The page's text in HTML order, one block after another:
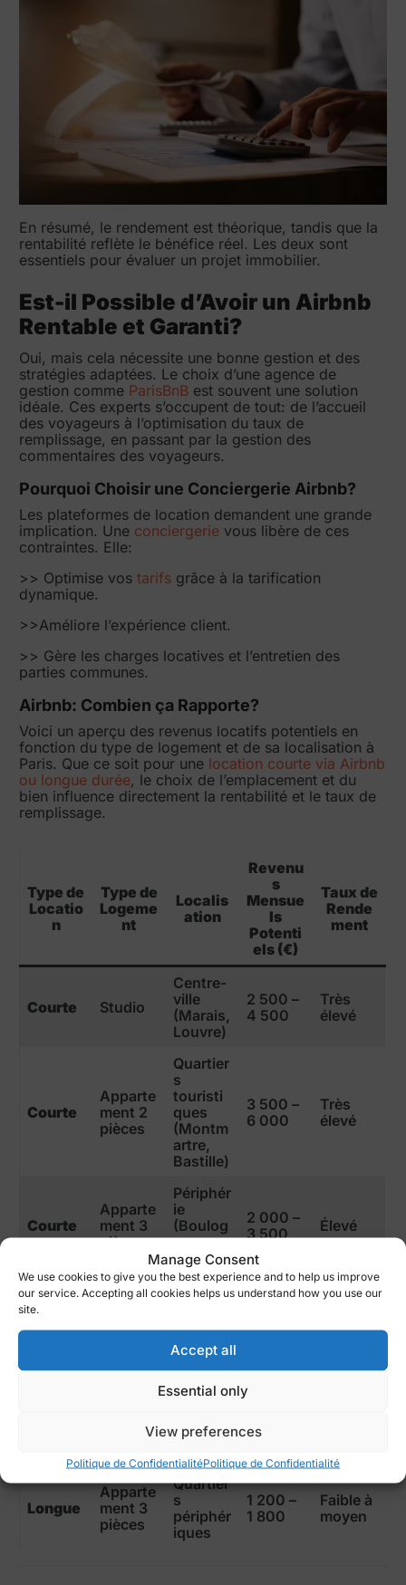
Manage Consent
We use cookies to give you the best experience and to help us improve
our service. Accepting all cookies helps us understand how you use our
site.
Accept all
Essential only
View preferences
Politique de ConfidentialitéPolitique de Confidentialité
En résumé, le rendement est théorique, tandis que la
rentabilité reflète le bénéfice réel. Les deux sont
essentiels pour évaluer un projet immobilier.
Est-il Possible d’Avoir un Airbnb
Rentable et Garanti?
Oui, mais cela nécessite une bonne gestion et des
stratégies adaptées. Le choix d’une agence de
gestion comme ParisBnB est souvent une solution
idéale. Ces experts s’occupent de tout: de l’accueil
des voyageurs à l’optimisation du taux de
remplissage, en passant par la gestion des
commentaires des voyageurs.
Pourquoi Choisir une Conciergerie Airbnb?
Les plateformes de location demandent une grande
implication. Une conciergerie vous libère de ces
contraintes. Elle:
>> Optimise vostarifs grâce à la tarification
dynamique.
>>Améliore l’expérience client.
>> Gère les charges locatives et l’entretien des
parties communes.
Airbnb: Combien ça Rapporte?
Voici un aperçu des revenus locatifs potentiels en
fonction du type de logement et de sa localisation à
Paris. Que ce soit pour une location courte via Airbnb
ou longue durée, le choix de l’emplacement et du
bien influence directement la rentabilité et le taux de
remplissage.
Type de
Locatio
n
Type de
Logeme
nt
Localis
ation
Revenu
s
Mensue
ls
Potenti
els (€)
Taux de
Rende
ment
Courte Studio
Centre-
ville
(Marais,
Louvre)
2 500 –
4 500
Très
élevé
Courte
Apparte
ment 2
pièces
Quartier
s
touristi
ques
(Montm
artre,
Bastille)
3 500 –
6 000
Très
élevé
Courte
Apparte
ment 3
pièces
Périphér
ie
(Boulog
ne,
Issy)
2 000 –
3 500
Élevé
Longue Studio
Quartier
(15e,
17e)
Moyen
ment 2
Centre-
(Marais,
2 500
Longue
Apparte
ment 3
pièces
Quartier
s
périphér
iques
1 200 –
1 800
Faible à
moyen